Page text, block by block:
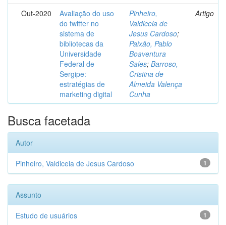
Out-2020
Avaliação do uso
do twitter no
sistema de
bibliotecas da
Universidade
Federal de
Sergipe:
estratégias de
marketing digital
Pinheiro,
Valdiceia de
Jesus Cardoso;
Paixão, Pablo
Boaventura
Sales; Barroso,
Cristina de
Almeida Valença
Cunha
Artigo
Busca facetada
Autor
1
Pinheiro, Valdiceia de Jesus Cardoso
Assunto
1
Estudo de usuários